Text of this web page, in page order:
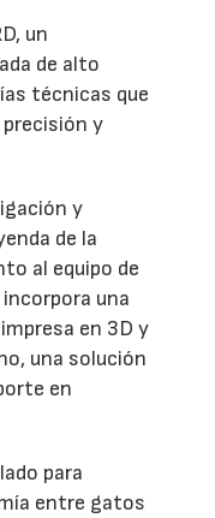
un
de alto
técnicas que
y
y
de la
al equipo de
incorpora una
en 3D y
una solución
en
para
entre gatos